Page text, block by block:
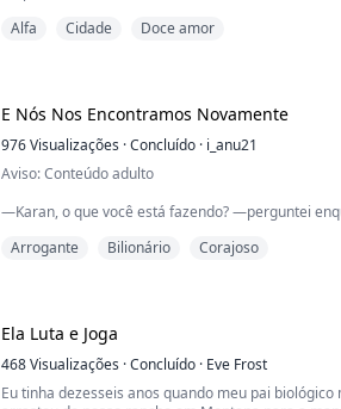
O que diabos eu tinha feito na noite passada depois
arden...
Alfa Cidade Doce amor
E Nós Nos Encontramos Novamente
976Visualizações ·Concluído · i_anu21
Aviso: Conteúdo adulto
—Karan, o que você está fazendo? —perguntei
Encarei os olhos dele. Havia um sorriso malicioso
Karan se aproximou. Eu conseguia sentir o calor do
dele. Então ele...
Arrogante Bilionário Corajoso
Ela Luta e Joga
468Visualizações ·Concluído · Eve Frost
Eu tinha dezesseis anos quando meu pai biológico